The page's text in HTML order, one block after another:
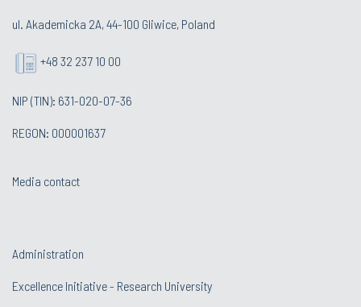
ul. Akademicka 2A, 44-100 Gliwice, Poland
+48 32 237 10 00
NIP (TIN): 631-020-07-36
REGON: 000001637
Media contact
Administration
Excellence Initiative - Research University